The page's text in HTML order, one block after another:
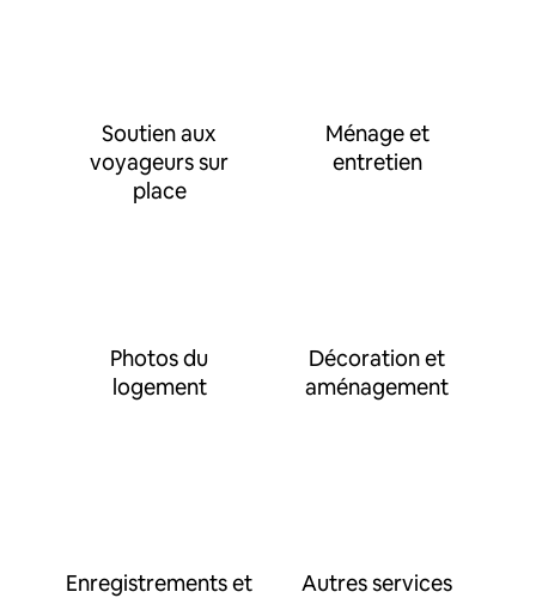
Soutien aux
voyageurs sur
place
Ménage et
entretien
Photos du
logement
Décoration et
aménagement
Enregistrements et Autres services